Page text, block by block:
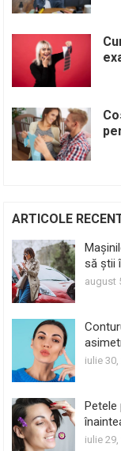
ARTICOLE
să știi
august
iulie
iulie